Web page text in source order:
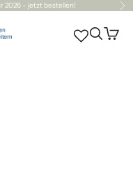
2026 – jetzt bestellen! Vor
Suche